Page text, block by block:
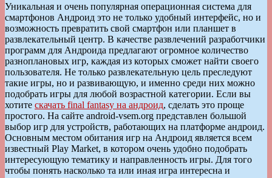
Уникальная и очень популярная операционная система для
смартфонов Андроид это не только удобный интерфейс, но и
возможность превратить свой смартфон или планшет в
развлекательный центр. В качестве развлечений разработчики
программ для Андроида предлагают огромное количество
разноплановых игр, каждая из которых сможет найти своего
пользователя. Не только развлекательную цель преследуют
такие игры, но и развивающую, и именно среди них можно
подобрать игры для любой возрастной категории. Если вы
хотите скачать final fantasy на андроид, сделать это проще
простого. На сайте android-vsem.org представлен большой
выбор игр для устройств, работающих на платформе андроид.
Основным местом обитания игр на Андроид является всем
известный Play Market, в котором очень удобно подобрать
интересующую тематику и направленность игры. Для того
чтобы понять насколько та или иная игра интересна и